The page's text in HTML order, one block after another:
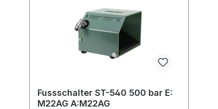
Fussschalter ST-540 500 bar E:
M22AG A:M22AG